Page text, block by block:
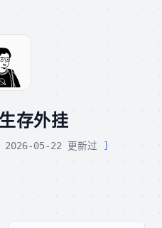
存外挂
2026-05-22 更新过